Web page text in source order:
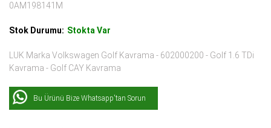
0AM198141M
Stok Durumu: Stokta Var
LUK Marka Volkswagen Golf Kavrama - 602000200 - Golf 1.6 TDi
Kavrama - Golf CAY Kavrama
Bu Ürünü Bize Whatsapp'tan Sorun